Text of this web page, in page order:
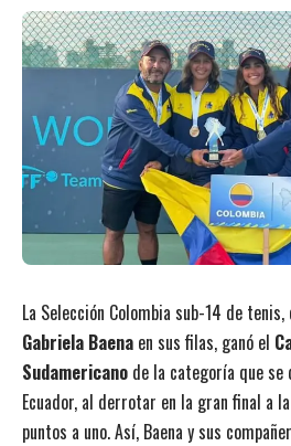
La Selección Colombia sub-14 de
Gabriela Baena en sus filas, ganó el
Sudamericano de la categoría que se
Ecuador, al derrotar en la gran final a
puntos a uno. Así, Baena y sus